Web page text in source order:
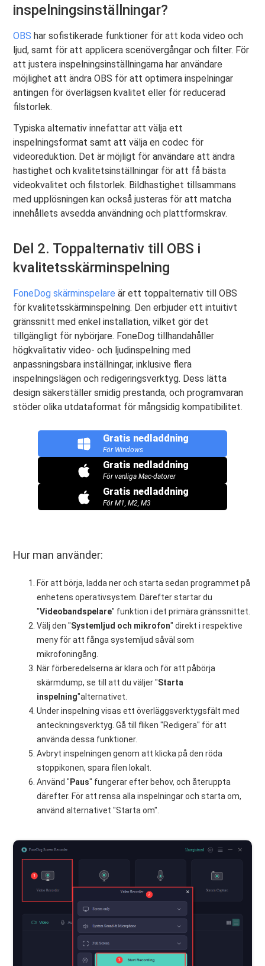
inspelningsinställningar?
OBS har sofistikerade funktioner för att koda video och
ljud, samt för att applicera scenövergångar och filter. För
att justera inspelningsinställningarna har användare
möjlighet att ändra OBS för att optimera inspelningar
antingen för överlägsen kvalitet eller för reducerad
filstorlek.
Typiska alternativ innefattar att välja ett
inspelningsformat samt att välja en codec för
videoreduktion. Det är möjligt för användare att ändra
hastighet och kvalitetsinställningar för att få bästa
videokvalitet och filstorlek. Bildhastighet tillsammans
med upplösningen kan också justeras för att matcha
innehållets avsedda användning och plattformskrav.
Del 2. Toppalternativ till OBS i
kvalitetsskärminspelning
FoneDog skärminspelare är ett toppalternativ till OBS
för kvalitetsskärminspelning. Den erbjuder ett intuitivt
gränssnitt med enkel installation, vilket gör det
tillgängligt för nybörjare. FoneDog tillhandahåller
högkvalitativ video- och ljudinspelning med
anpassningsbara inställningar, inklusive flera
inspelningslägen och redigeringsverktyg. Dess lätta
design säkerställer smidig prestanda, och programvaran
stöder olika utdataformat för mångsidig kompatibilitet.
Gratis nedladdning
För Windows
Gratis nedladdning
För vanliga Mac-datorer
Gratis nedladdning
För M1, M2, M3
Hur man använder:
För att börja, ladda ner och starta sedan programmet på
enhetens operativsystem. Därefter startar du
"Videobandspelare" funktion i det primära gränssnittet.
Välj den "Systemljud och mikrofon" direkt i respektive
meny för att fånga systemljud såväl som
mikrofoningång.
När förberedelserna är klara och för att påbörja
skärmdump, se till att du väljer "Starta
inspelning"alternativet.
Under inspelning visas ett överläggsverktygsfält med
anteckningsverktyg. Gå till fliken "Redigera" för att
använda dessa funktioner.
Avbryt inspelningen genom att klicka på den röda
stoppikonen, spara filen lokalt.
Använd " Paus" fungerar efter behov, och återuppta
därefter. För att rensa alla inspelningar och starta om,
använd alternativet "Starta om".